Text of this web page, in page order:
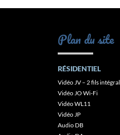
Plan du site
RÉSIDENTIEL
Vidéo JV – 2 fils intégral
Vidéo JO Wi-Fi
Vidéo WL11
Vidéo JP
Audio DB